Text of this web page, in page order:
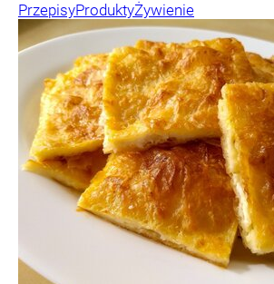
PrzepisyProduktyŻywienie